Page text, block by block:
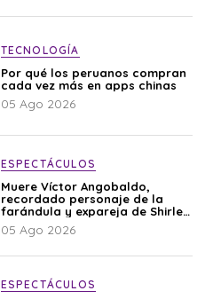
TECNOLOGÍA
Por qué los peruanos compran
cada vez más en apps chinas
05 Ago 2026
ESPECTÁCULOS
Muere Víctor Angobaldo,
recordado personaje de la
farándula y expareja de Shirley
Cherres
05 Ago 2026
ESPECTÁCULOS